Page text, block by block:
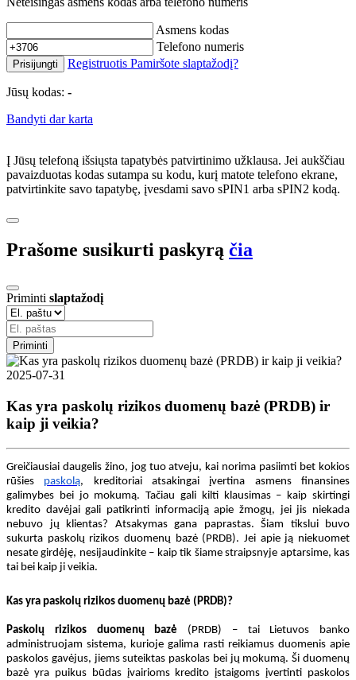
Asmens kodas
Telefono numeris
Prisijungti Registruotis Pamiršote slaptažodį?
Jūsų kodas: -
Bandyti dar karta
Į Jūsų telefoną išsiųsta tapatybės patvirtinimo užklausa. Jei aukščiau
pavaizduotas kodas sutampa su kodu, kurį matote telefono ekrane,
patvirtinkite savo tapatybę, įvesdami savo sPIN1 arba sPIN2 kodą.
Prašome susikurti paskyrą čia
Priminti slaptažodį
Priminti
2025-07-31
Kas yra paskolų rizikos duomenų bazė (PRDB) ir
kaip ji veikia?
Greičiausiai daugelis žino, jog tuo atveju, kai norima pasiimti bet kokios
rūšies paskolą, kreditoriai atsakingai įvertina asmens finansines
galimybes bei jo mokumą. Tačiau gali kilti klausimas – kaip skirtingi
kredito davėjai gali patikrinti informaciją apie žmogų, jei jis niekada
nebuvo jų klientas? Atsakymas gana paprastas. Šiam tikslui buvo
sukurta paskolų rizikos duomenų bazė (PRDB). Jei apie ją niekuomet
nesate girdėję, nesijaudinkite – kaip tik šiame straipsnyje aptarsime, kas
tai bei kaip ji veikia.
Kas yra paskolų rizikos duomenų bazė (PRDB)?
Paskolų rizikos duomenų bazė (PRDB) – tai Lietuvos banko
administruojam sistema, kurioje galima rasti reikiamus duomenis apie
paskolos gavėjus, jiems suteiktas paskolas bei jų mokumą. Ši duomenų
bazė yra puikus būdas įvairioms kredito įstaigoms įvertinti paskolos